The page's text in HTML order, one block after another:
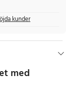
kunder
med